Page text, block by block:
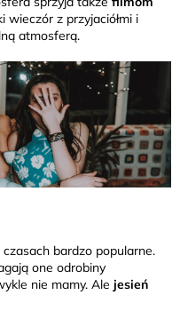
wieczór z przyjaciółmi i
atmosferą.
bardzo popularne.
one odrobiny
nie mamy. Ale jesień